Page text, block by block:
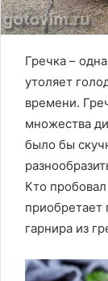
Гречка –
утоляет
времени.
множества
было бы
Кто
приобретает
гарнира из